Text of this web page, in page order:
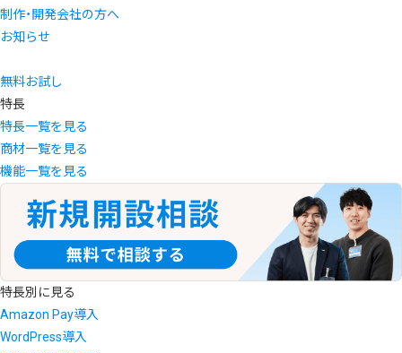
制作・開発会社の方へ
お知らせ
無料お試し
特長
特長一覧を見る
商材一覧を見る
機能一覧を見る
特長別に見る
Amazon Pay導入
WordPress導入